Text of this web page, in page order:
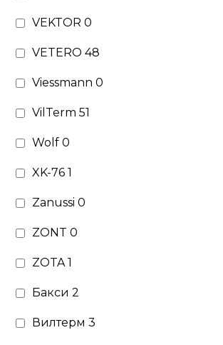
VEKTOR0
VETERO48
Viessmann0
VilTerm51
Wolf0
XK-761
Zanussi0
ZONT0
ZOTA1
Бакси2
Вилтерм3